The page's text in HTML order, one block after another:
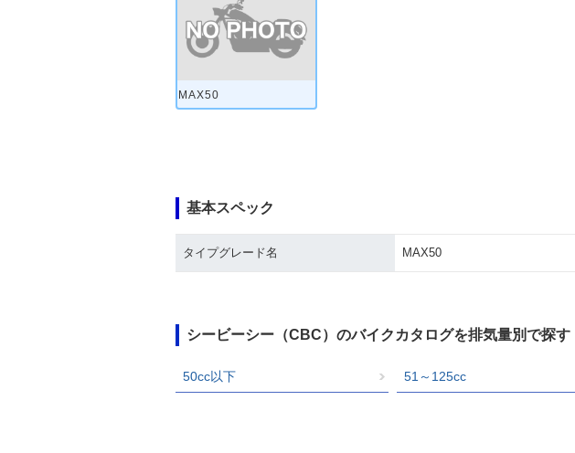
MAX50
基本スペック
タイプグレード名 MAX50
シービーシー（CBC）のバイクカタログを排気量別で探す
50cc以下 51～125cc